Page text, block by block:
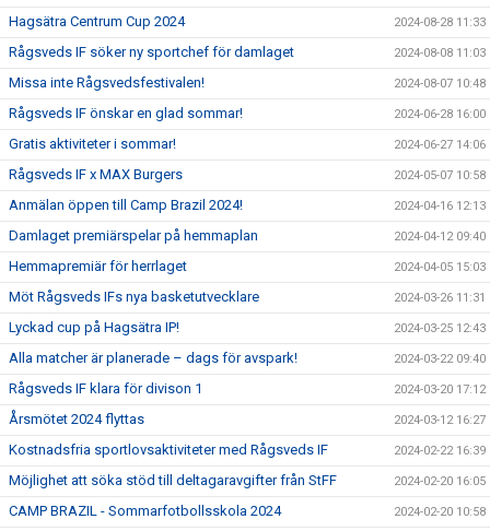
Hagsätra Centrum Cup 2024 2024-08-28 11:33
Rågsveds IF söker ny sportchef för damlaget 2024-08-08 11:03
Missa inte Rågsvedsfestivalen! 2024-08-07 10:48
Rågsveds IF önskar en glad sommar! 2024-06-28 16:00
Gratis aktiviteter i sommar! 2024-06-27 14:06
Rågsveds IF x MAX Burgers 2024-05-07 10:58
Anmälan öppen till Camp Brazil 2024! 2024-04-16 12:13
Damlaget premiärspelar på hemmaplan 2024-04-12 09:40
Hemmapremiär för herrlaget 2024-04-05 15:03
Möt Rågsveds IFs nya basketutvecklare 2024-03-26 11:31
Lyckad cup på Hagsätra IP! 2024-03-25 12:43
Alla matcher är planerade – dags för avspark! 2024-03-22 09:40
Rågsveds IF klara för divison 1 2024-03-20 17:12
Årsmötet 2024 flyttas 2024-03-12 16:27
Kostnadsfria sportlovsaktiviteter med Rågsveds IF 2024-02-22 16:39
Möjlighet att söka stöd till deltagaravgifter från StFF 2024-02-20 16:05
CAMP BRAZIL - Sommarfotbollsskola 2024 2024-02-20 10:58